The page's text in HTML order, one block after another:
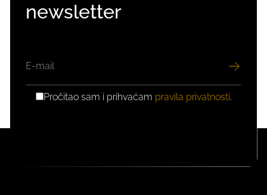
newsletter
GDPRPročitao sam i prihvaćam pravila privatnosti.